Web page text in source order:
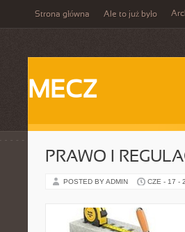
Strona główna Ale to już było
MECZ
PRAWO I
POSTED BY ADMIN CZE - 17 -